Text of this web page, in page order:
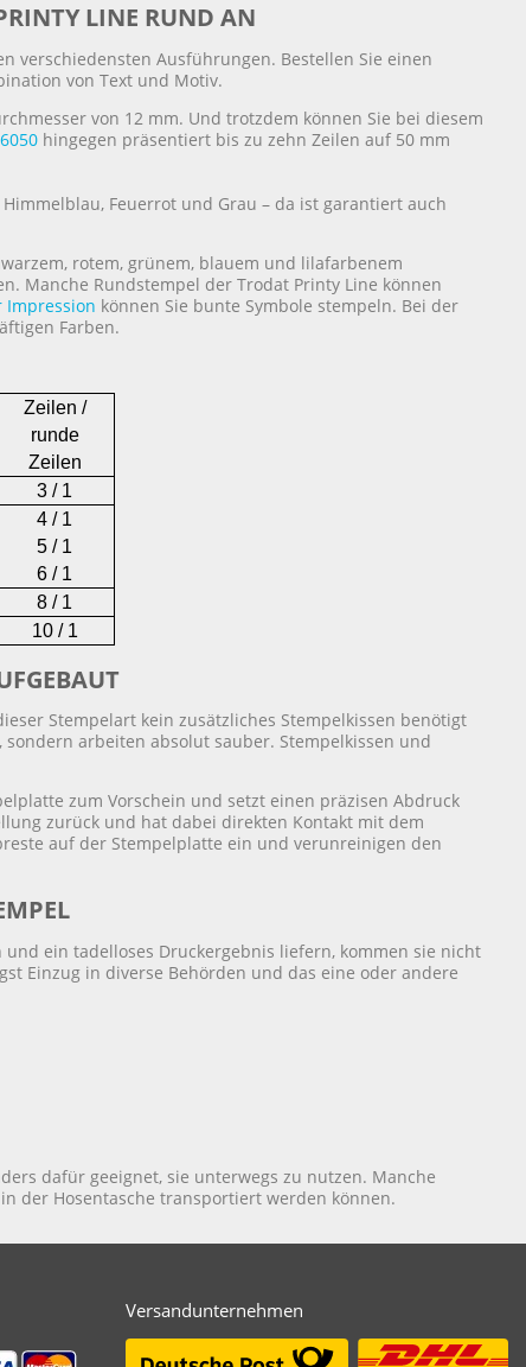
LINE RUND AN
verschiedensten Ausführungen. Bestellen Sie einen
von Text und Motiv.
von 12 mm. Und trotzdem können Sie bei diesem
hingegen präsentiert bis zu zehn Zeilen auf 50 mm
Feuerrot und Grau – da ist garantiert auch
rotem, grünem, blauem und lilafarbenem
Manche Rundstempel der Trodat Printy Line können
Impression können Sie bunte Symbole stempeln. Bei der
Farben.
Zeilen /
runde
Zeilen
3 / 1
4 / 1
5 / 1
6 / 1
8 / 1
10 / 1
Stempelart kein zusätzliches Stempelkissen benötigt
arbeiten absolut sauber. Stempelkissen und
zum Vorschein und setzt einen präzisen Abdruck
zurück und hat dabei direkten Kontakt mit dem
auf der Stempelplatte ein und verunreinigen den
ein tadelloses Druckergebnis liefern, kommen sie nicht
Einzug in diverse Behörden und das eine oder andere
dafür geeignet, sie unterwegs zu nutzen. Manche
der Hosentasche transportiert werden können.
Versandunternehmen